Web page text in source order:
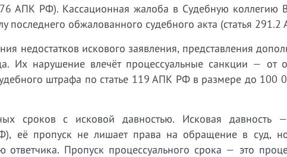
АПК РФ). Кассационная жалоба в Судебную
последнего обжалованного судебного акта (статья
недостатков искового заявления, представления
Их нарушение влечёт процессуальные санкции — от
штрафа по статье 119 АПК РФ в размере до 100
сроков с исковой давностью. Исковая давность —
её пропуск не лишает права на обращение в суд, но
Пропуск процессуального срока — это